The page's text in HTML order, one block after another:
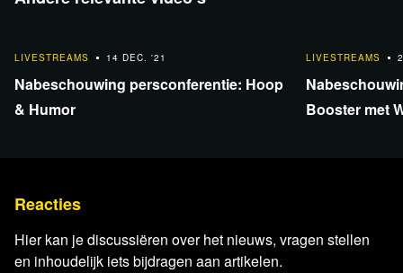
te zien zullen zien voor kijkers uit Frankrijk.
Als alternatief kunnen de blckbx today-uitzendingen
bekeken worden via het
YouTube-kanaal van blckbx.
LIVESTREAMS
14 DEC. '21
Nabeschouwing persconferentie: Hoop
& Humor
LIVESTREAMS
Booster met
Reacties
Hier kan je discussiëren over het nieuws, vragen stellen
en inhoudelijk iets bijdragen aan artikelen.